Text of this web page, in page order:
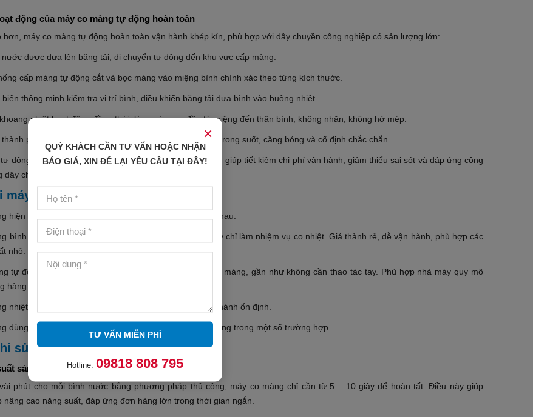
động của máy co màng tự động hoàn toàn
hơn, máy co màng tự động hoàn toàn vận hành khép kín, phù hợp với dây chuyền công nghiệp có sản lượng lớn:
được đưa lên băng tải, di chuyển tự động đến khu vực cấp màng.
cấp màng tự động cắt và bọc màng vào miệng bình chính xác theo từng kích thước.
thông minh kiểm tra vị trí bình, điều khiển băng tải đưa bình vào buồng nhiệt.
nhiệt hoạt động đồng thời, làm màng co đều từ miệng đến thân bình, không nhăn, không hở mép.
phẩm đi qua bộ phận làm mát, giúp màng trở nên trong suốt, căng bóng và cố định chắc chắn.
động hoàn toàn, máy không cần nhân công đứng máy, giúp tiết kiệm chi phí vận hành, giảm thiểu sai sót và đáp ứng công
dây chuyền sản xuất nước uống đóng bình hiện đại.
máy co màng bình nước
hiện nay, máy co màng bình nước có nhiều loại khác nhau:
bình 20L bán tự động: nhân công bọc màng trước, máy chỉ làm nhiệm vụ co nhiệt. Giá thành rẻ, dễ vận hành, phù hợp các
nhỏ.
tự động: tích hợp băng tải, cảm biến và hệ thống cấp màng, gần như không cần thao tác tay. Phù hợp nhà máy quy mô
hàng nghìn bình mỗi ngày.
nhiệt dùng điện: phổ biến nhất, dễ lắp đặt, chi phí vận hành ổn định.
dùng gas: công suất lớn hơn, tiết kiệm chi phí năng lượng trong một số trường hợp.
sử dụng máy co màng bình nước
sản xuất
phút cho mỗi bình nước bằng phương pháp thủ công, máy co màng chỉ cần từ 5 – 10 giây để hoàn tất. Điều này giúp
nâng cao năng suất, đáp ứng đơn hàng lớn trong thời gian ngắn.
×
QUÝ KHÁCH CẦN TƯ VẤN HOẶC NHẬN
BÁO GIÁ, XIN ĐỂ LẠI YÊU CẦU TẠI ĐÂY!
TƯ VẤN MIỄN PHÍ
Hotline: 09818 808 795